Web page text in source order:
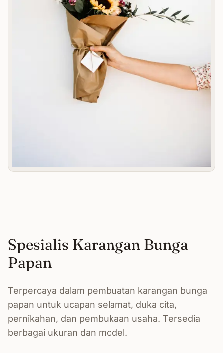
Spesialis Karangan Bunga
Papan
Terpercaya dalam pembuatan karangan bunga
papan untuk ucapan selamat, duka cita,
pernikahan, dan pembukaan usaha. Tersedia
berbagai ukuran dan model.